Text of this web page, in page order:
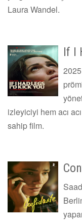
Laura Wandel.
If I
izleyiciyi hem acı
sahip film.